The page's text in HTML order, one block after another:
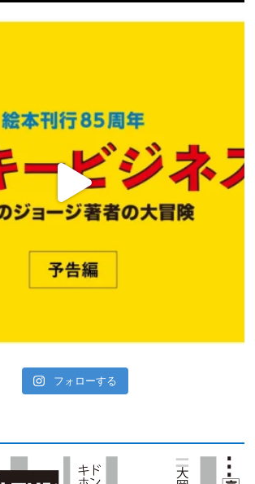
フォローする